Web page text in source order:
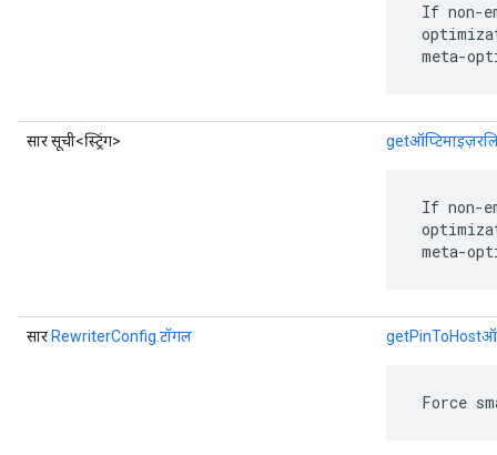
If non-
meta-
सार सूची<स्ट्रिंग>
If non-
meta-
सार RewriterConfig.टॉगल
Force